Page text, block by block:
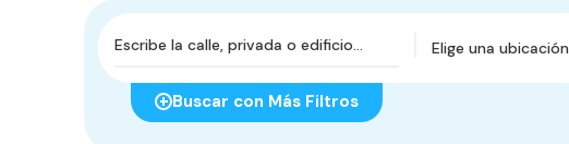
Elige una ubicación
Buscar con Más Filtros